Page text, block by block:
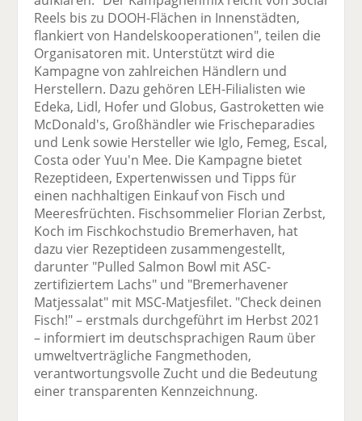
il
e
n
e
n
d
e
Reels bis zu DOOH-Flächen in Innenstädten,
flankiert von Handelskooperationen", teilen die
Organisatoren mit. Unterstützt wird die
Kampagne von zahlreichen Händlern und
Herstellern. Dazu gehören LEH-Filialisten wie
Edeka, Lidl, Hofer und Globus, Gastroketten wie
McDonald's, Großhändler wie Frischeparadies
und Lenk sowie Hersteller wie Iglo, Femeg, Escal,
Costa oder Yuu'n Mee. Die Kampagne bietet
Rezeptideen, Expertenwissen und Tipps für
einen nachhaltigen Einkauf von Fisch und
Meeresfrüchten. Fischsommelier Florian Zerbst,
Koch im Fischkochstudio Bremerhaven, hat
dazu vier Rezeptideen zusammengestellt,
darunter "Pulled Salmon Bowl mit ASC-
zertifiziertem Lachs" und "Bremerhavener
Matjessalat" mit MSC-Matjesfilet. "Check deinen
Fisch!" – erstmals durchgeführt im Herbst 2021
– informiert im deutschsprachigen Raum über
umweltverträgliche Fangmethoden,
verantwortungsvolle Zucht und die Bedeutung
einer transparenten Kennzeichnung.